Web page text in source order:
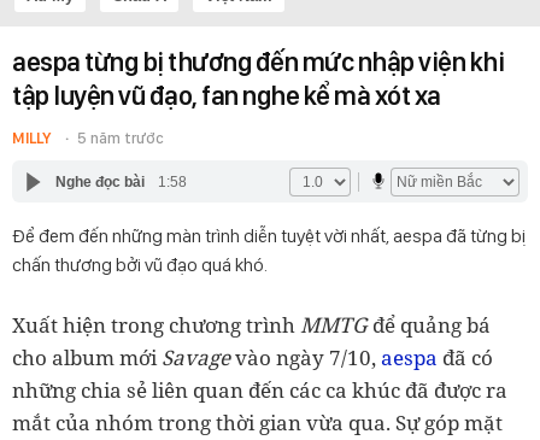
aespa từng bị thương đến mức nhập viện khi
tập luyện vũ đạo, fan nghe kể mà xót xa
MILLY 5 năm trước
Nghe đọc bài 1:58
Để đem đến những màn trình diễn tuyệt vời nhất, aespa đã từng bị
chấn thương bởi vũ đạo quá khó.
Xuất hiện trong chương trìnhMMTGđể quảng bá
cho album mớiSavagevào ngày 7/10,aespa đã có
những chia sẻ liên quan đến các ca khúc đã được ra
mắt của nhóm trong thời gian vừa qua. Sự góp mặt